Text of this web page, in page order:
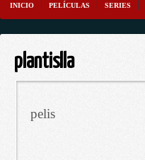
INICIO PELÍCULAS SERIES
plantislla
pelis